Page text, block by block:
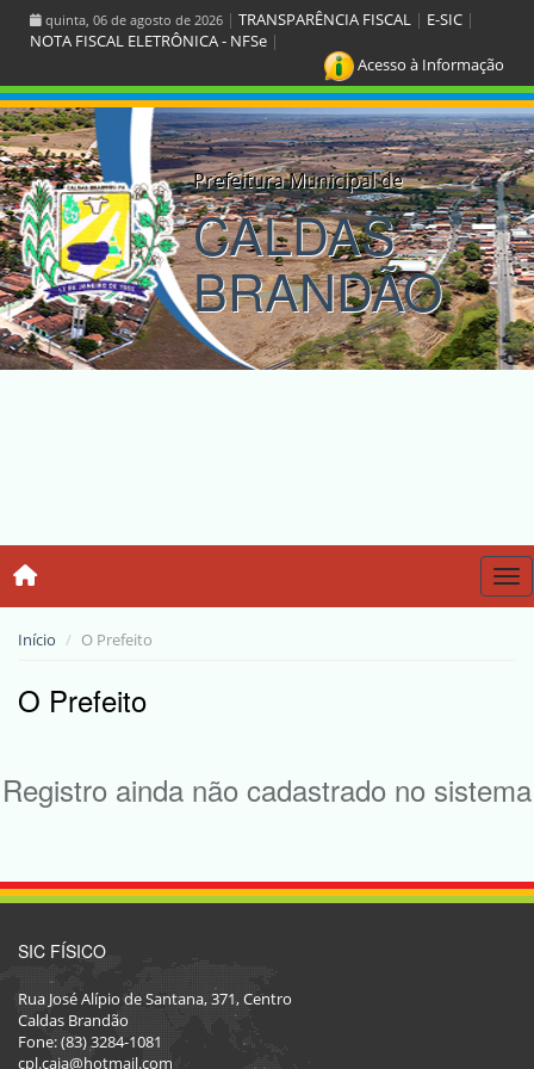
quinta, 06 de agosto de 2026 | TRANSPARÊNCIA FISCAL | E-SIC |
NOTA FISCAL ELETRÔNICA - NFSe |
Acesso à Informação
Prefeitura Municipal de
CALDAS
BRANDÃO
Início O Prefeito
O Prefeito
Registro ainda não cadastrado no sistema
SIC FÍSICO
Rua José Alípio de Santana, 371, Centro
Caldas Brandão
Fone: (83) 3284-1081
cpl.caja@hotmail.com